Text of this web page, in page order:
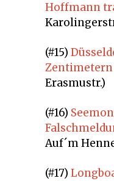
Hoffmann
(#15)
Zentimetern
Erasmustr.)
(#16)
Auf´m
(#17)